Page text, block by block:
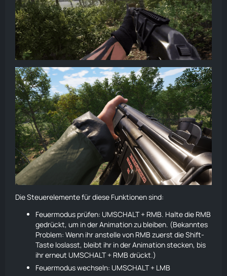
Die Steuerelemente für diese Funktionen sind:
Feuermodus prüfen: UMSCHALT + RMB. Halte die RMB
gedrückt, um in der Animation zu bleiben. (Bekanntes
Problem: Wenn ihr anstelle von RMB zuerst die Shift-
Taste loslasst, bleibt ihr in der Animation stecken, bis
ihr erneut UMSCHALT + RMB drückt.)
Feuermodus wechseln: UMSCHALT + LMB